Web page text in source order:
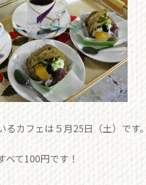
るカフェは５月25日（土）です
べて100円です！